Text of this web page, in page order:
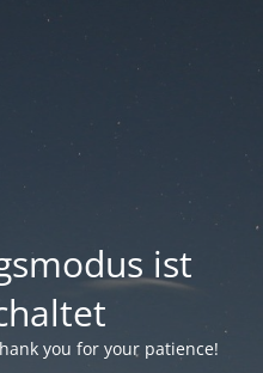
ist
you for your patience!